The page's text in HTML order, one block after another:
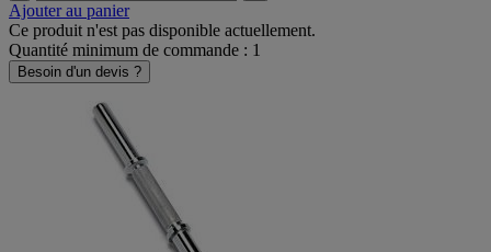
Ajouter au panier
Ce produit n'est pas disponible actuellement.
Quantité minimum de commande : 1
Besoin d'un devis ?